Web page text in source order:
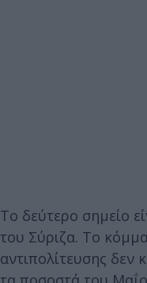
Το δεύτερο σημείο
του Σύριζα. Το
αντιπολίτευσης δεν